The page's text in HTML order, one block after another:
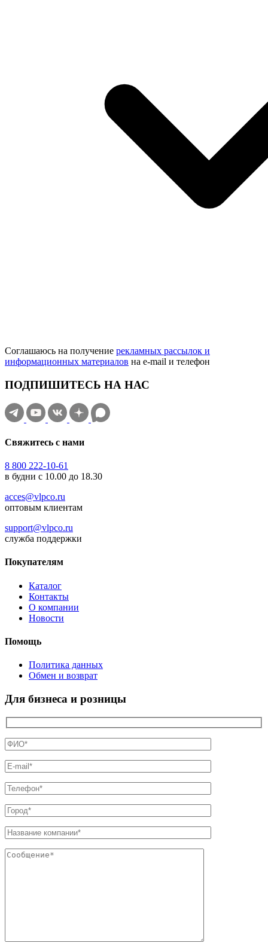
Соглашаюсь на получение рекламных рассылок и
информационных материалов на e‑mail и телефон
ПОДПИШИТЕСЬ НА НАС
Свяжитесь с нами
8 800 222-10-61
в будни с 10.00 до 18.30
acces@vlpco.ru
оптовым клиентам
support@vlpco.ru
служба поддержки
Покупателям
Каталог
Контакты
О компании
Новости
Помощь
Политика данных
Обмен и возврат
Для бизнеса и розницы